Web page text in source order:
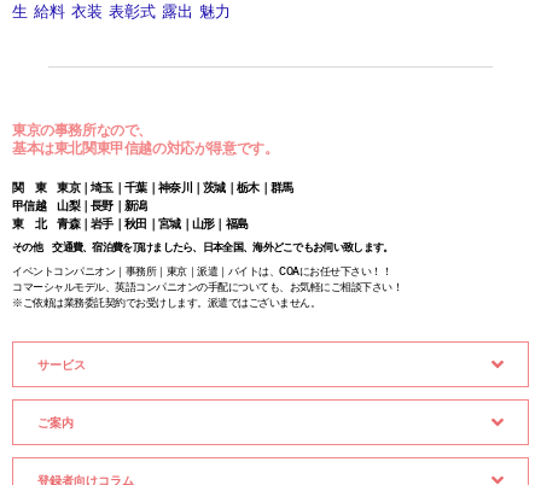
生 給料 衣装 表彰式 露出 魅力
東京の事務所なので、
基本は東北関東甲信越の対応が得意です。
関 東 東京｜埼玉｜千葉｜神奈川｜茨城｜栃木｜群馬
甲信越 山梨｜長野｜新潟
東 北 青森｜岩手｜秋田｜宮城｜山形｜福島
その他 交通費、宿泊費を頂けましたら、日本全国、海外どこでもお伺い致します。
イベントコンパニオン｜事務所｜東京｜派遣｜バイトは、COAにお任せ下さい！！
コマーシャルモデル、英語コンパニオンの手配についても、お気軽にご相談下さい！
※ご依頼は業務委託契約でお受けします。派遣ではございません。
サービス
ご案内
登録者向けコラム